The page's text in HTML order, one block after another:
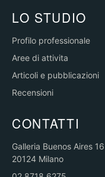
LO STUDIO
Profilo professionale
Aree di attivita
Articoli e pubblicazioni
Recensioni
CONTATTI
Galleria Buenos Aires 16
20124 Milano